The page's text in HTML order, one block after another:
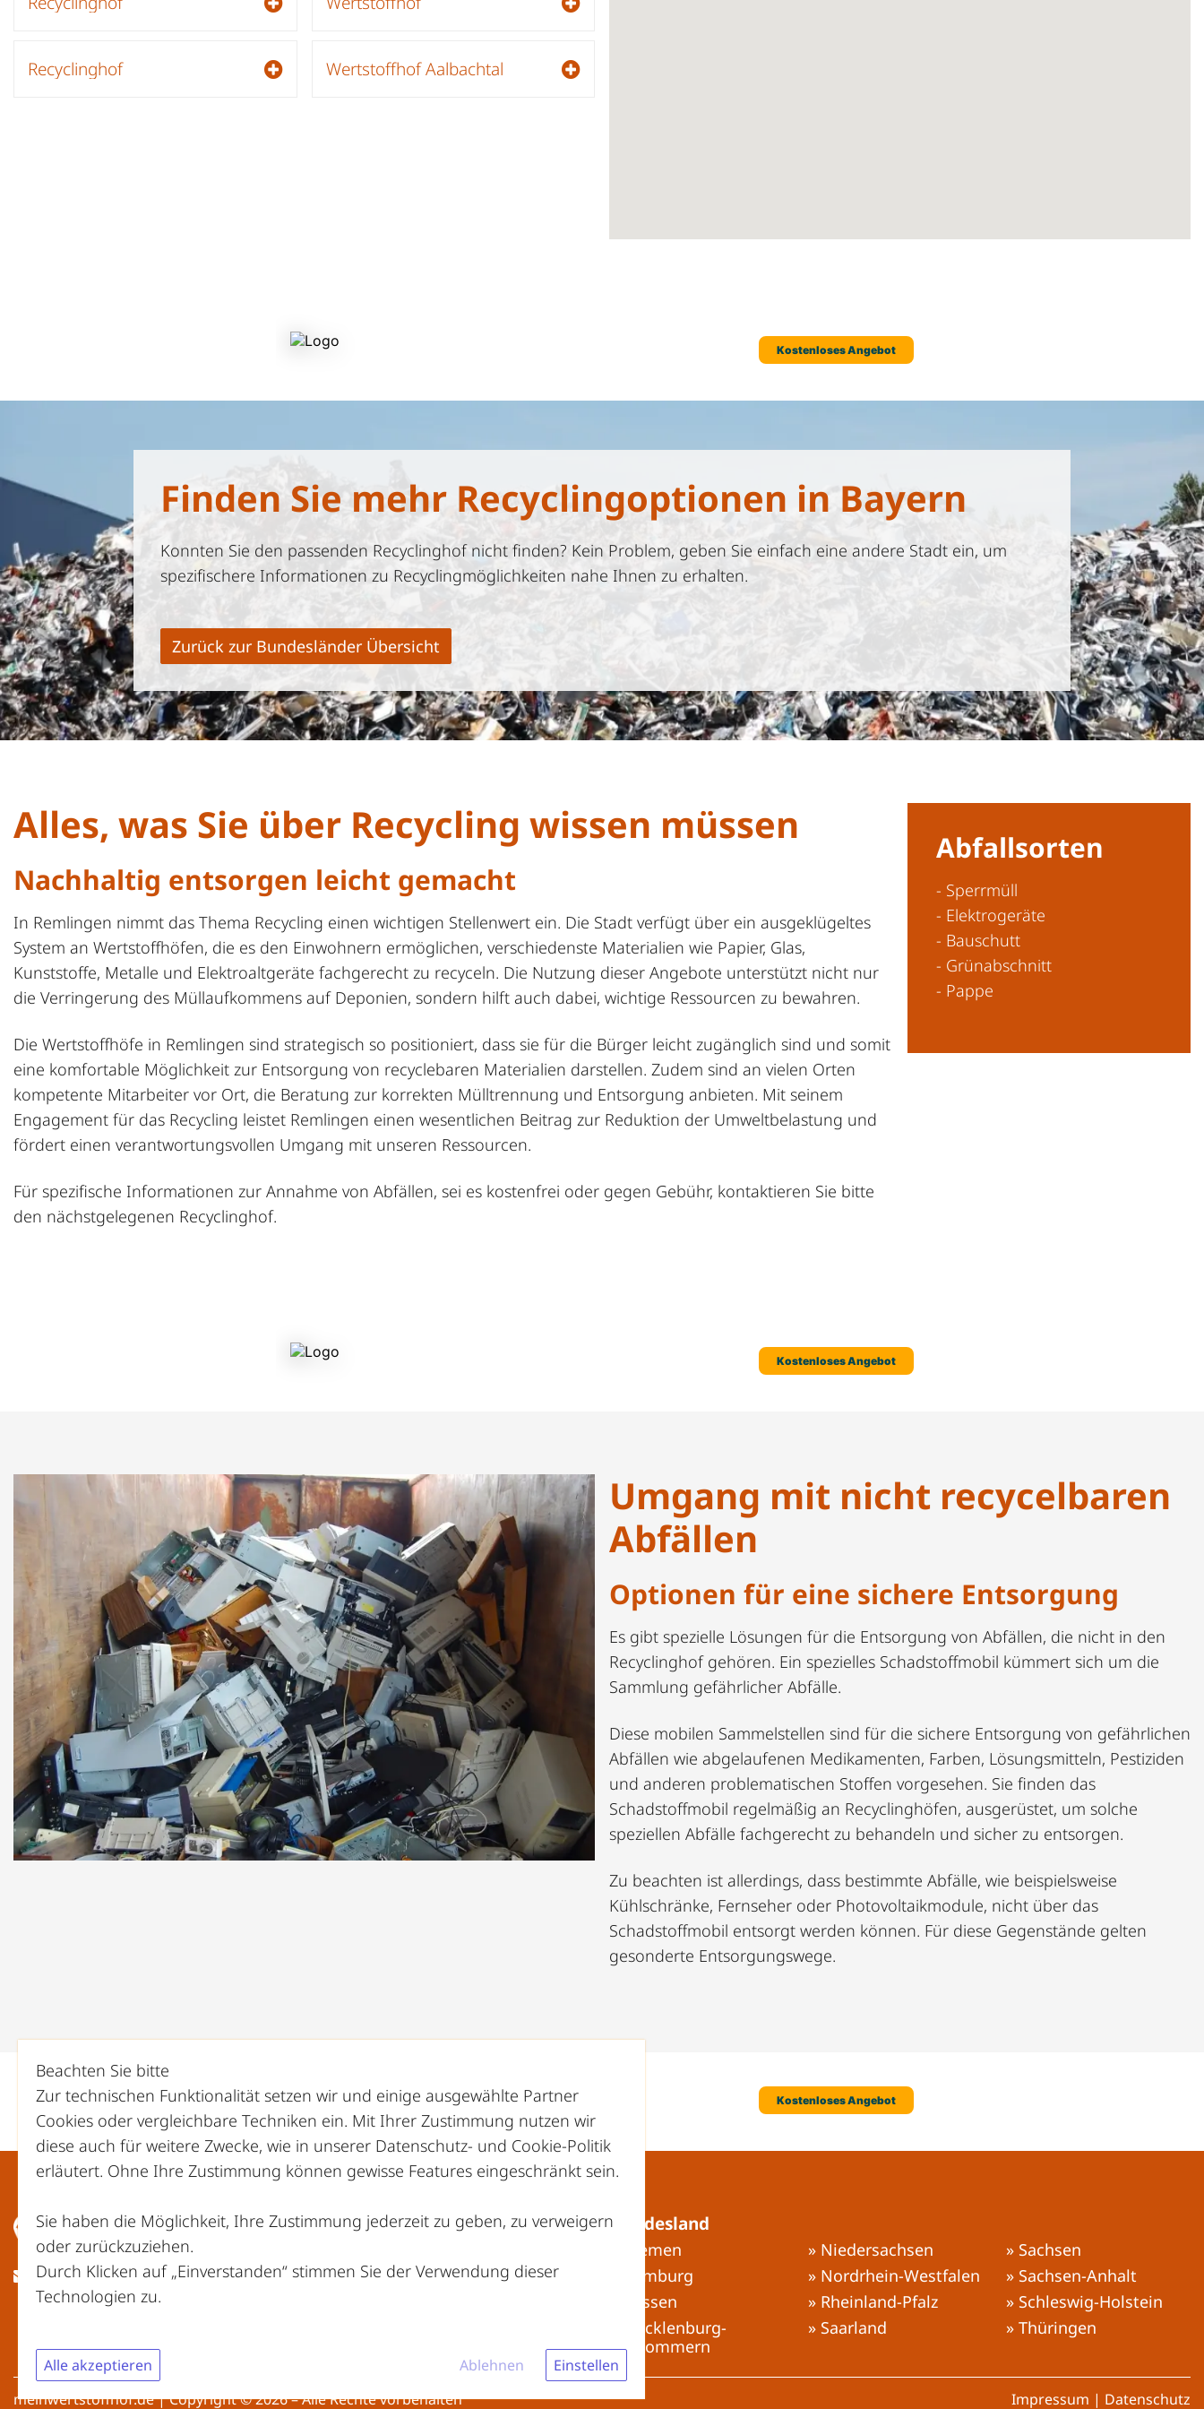
Recyclinghof Wertstoffhof Aalbachtal
Finden Sie mehr Recyclingoptionen in Bayern
Konnten Sie den passenden Recyclinghof nicht finden? Kein Problem, geben Sie einfach eine andere Stadt ein, um
spezifischere Informationen zu Recyclingmöglichkeiten nahe Ihnen zu erhalten.
Zurück zur Bundesländer Übersicht
Alles, was Sie über Recycling wissen müssen
Nachhaltig entsorgen leicht gemacht
In Remlingen nimmt das Thema Recycling einen wichtigen Stellenwert ein. Die Stadt verfügt über ein ausgeklügeltes
System an Wertstoffhöfen, die es den Einwohnern ermöglichen, verschiedenste Materialien wie Papier, Glas,
Kunststoffe, Metalle und Elektroaltgeräte fachgerecht zu recyceln. Die Nutzung dieser Angebote unterstützt nicht nur
die Verringerung des Müllaufkommens auf Deponien, sondern hilft auch dabei, wichtige Ressourcen zu bewahren.
Die Wertstoffhöfe in Remlingen sind strategisch so positioniert, dass sie für die Bürger leicht zugänglich sind und somit
eine komfortable Möglichkeit zur Entsorgung von recyclebaren Materialien darstellen. Zudem sind an vielen Orten
kompetente Mitarbeiter vor Ort, die Beratung zur korrekten Mülltrennung und Entsorgung anbieten. Mit seinem
Engagement für das Recycling leistet Remlingen einen wesentlichen Beitrag zur Reduktion der Umweltbelastung und
fördert einen verantwortungsvollen Umgang mit unseren Ressourcen.
Für spezifische Informationen zur Annahme von Abfällen, sei es kostenfrei oder gegen Gebühr, kontaktieren Sie bitte
den nächstgelegenen Recyclinghof.
Abfallsorten
- Sperrmüll
- Elektrogeräte
- Bauschutt
- Grünabschnitt
- Pappe
Umgang mit nicht recycelbaren
Abfällen
Optionen für eine sichere Entsorgung
Es gibt spezielle Lösungen für die Entsorgung von Abfällen, die nicht in den
Recyclinghof gehören. Ein spezielles Schadstoffmobil kümmert sich um die
Sammlung gefährlicher Abfälle.
Diese mobilen Sammelstellen sind für die sichere Entsorgung von gefährlichen
Abfällen wie abgelaufenen Medikamenten, Farben, Lösungsmitteln, Pestiziden
und anderen problematischen Stoffen vorgesehen. Sie finden das
Schadstoffmobil regelmäßig an Recyclinghöfen, ausgerüstet, um solche
speziellen Abfälle fachgerecht zu behandeln und sicher zu entsorgen.
Zu beachten ist allerdings, dass bestimmte Abfälle, wie beispielsweise
Kühlschränke, Fernseher oder Photovoltaikmodule, nicht über das
Schadstoffmobil entsorgt werden können. Für diese Gegenstände gelten
gesonderte Entsorgungswege.
ed.fohffotstrewniem@ofni
Recyclinghöfe in Ihrem Bundesland
» Bayern
» Bremen
» Hamburg
» Hessen
» Mecklenburg-
Vorpommern
» Niedersachsen
» Nordrhein-Westfalen
» Rheinland-Pfalz
» Saarland
» Sachsen
» Sachsen-Anhalt
» Schleswig-Holstein
» Thüringen
meinwertstoffhof.de | Copyright © 2026 – Alle Rechte vorbehalten Impressum | Datenschutz
Beachten Sie bitte
Zur technischen Funktionalität setzen wir und einige ausgewählte Partner
Cookies oder vergleichbare Techniken ein. Mit Ihrer Zustimmung nutzen wir
diese auch für weitere Zwecke, wie in unserer Datenschutz- und Cookie-Politik
erläutert. Ohne Ihre Zustimmung können gewisse Features eingeschränkt sein.
Sie haben die Möglichkeit, Ihre Zustimmung jederzeit zu geben, zu verweigern
oder zurückzuziehen.
Durch Klicken auf „Einverstanden“ stimmen Sie der Verwendung dieser
Technologien zu.
Alle akzeptieren Einstellen
Ablehnen